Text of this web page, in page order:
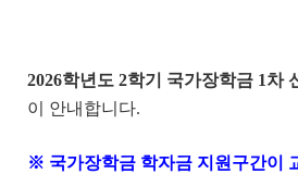
2026학년도 2학기 국가장학금 1차
이 안내합니다.
※ 국가장학금 학자금 지원구간이